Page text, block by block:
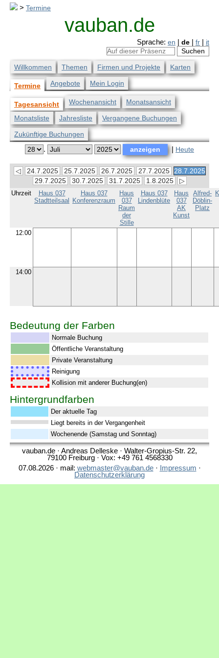
> Termine
vauban.de
Sprache: en de fr it
Willkommen Themen Firmen und Projekte Karten
Termine Angebote Mein Login
Tagesansicht Wochenansicht Monatsansicht
Monatsliste Jahresliste Vergangene Buchungen
Zukünftige Buchungen
.
Heute
◁ 24.7.2025 25.7.2025 26.7.2025 27.7.2025
28.7.2025
29.7.2025
30.7.2025 31.7.2025 1.8.2025 ▷
Uhrzeit
Haus 037
Stadtteilsaal
Haus 037
Konferenzraum
Haus
037
Raum
der
Stille
Haus 037
Lindenblüte
Haus
037
AK
Kunst
Alfred-
Döblin-
Platz
12:00
14:00
Bedeutung der Farben
Normale Buchung
Öffentliche Veranstaltung
Private Veranstaltung
Reinigung
Kollision mit anderer Buchung(en)
Hintergrundfarben
Der aktuelle Tag
Liegt bereits in der Vergangenheit
Wochenende (Samstag und Sonntag)
vauban.de · Andreas Delleske · Walter-Gropius-Str. 22,
79100 Freiburg · Vox: +49 761 4568330
07.08.2026 · mail: webmaster@vauban.de· Impressum ·
Datenschutzerklärung